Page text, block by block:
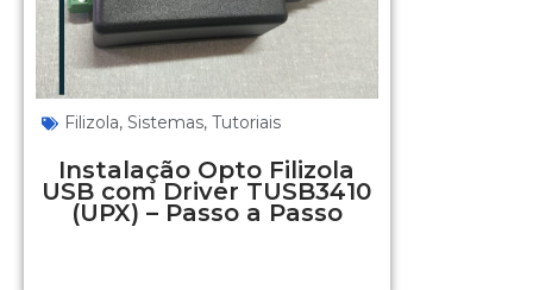
Filizola, Sistemas, Tutoriais
Instalação Opto Filizola
USB com Driver TUSB3410
(UPX) – Passo a Passo